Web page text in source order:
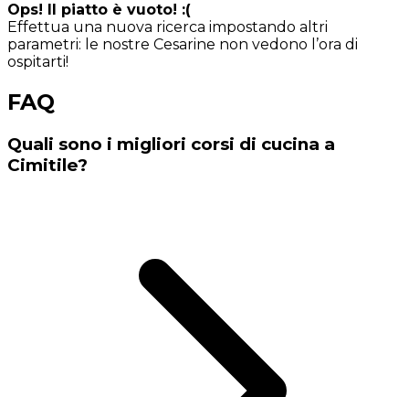
Ops! Il piatto è vuoto! :(
Effettua una nuova ricerca impostando altri
parametri: le nostre Cesarine non vedono l’ora di
ospitarti!
FAQ
Quali sono i migliori corsi di cucina a
Cimitile?